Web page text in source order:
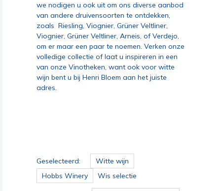
we nodigen u ook uit om ons diverse aanbod
van andere druivensoorten te ontdekken,
zoals Riesling, Viognier, Grüner Veltliner,
Viognier, Grüner Veltliner, Arneis, of Verdejo,
om er maar een paar te noemen. Verken onze
volledige collectie of laat u inspireren in een
van onze Vinotheken, want ook voor witte
wijn bent u bij Henri Bloem aan het juiste
adres.
Geselecteerd:
Witte wijn
Hobbs Winery
Wis selectie